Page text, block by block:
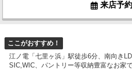
来店予約
ここがおすすめ！
江ノ電「七里ヶ浜」駅徒歩6分、南向き
SIC,WIC、パントリー等収納豊富なお家で